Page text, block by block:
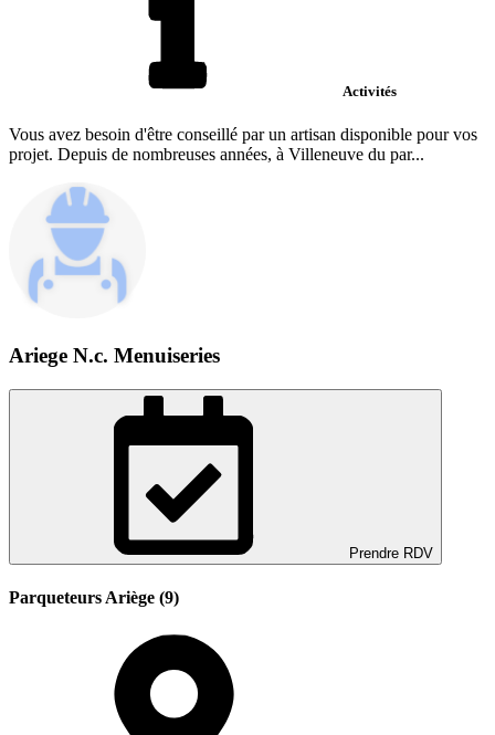
Activités
Vous avez besoin d'être conseillé par un artisan disponible pour vos
projet. Depuis de nombreuses années, à Villeneuve du par...
Ariege N.c. Menuiseries
Prendre RDV
Parqueteurs Ariège (9)